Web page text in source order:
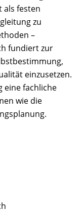
als festen
zu
–
fundiert zur
einzusetzen.
eine fachliche
wie die